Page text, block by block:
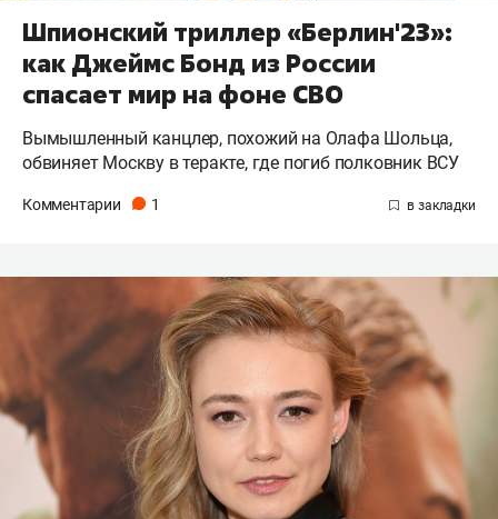
Шпионский триллер «Берлин'23»:
как Джеймс Бонд из России
спасает мир на фоне СВО
Вымышленный канцлер, похожий на Олафа Шольца,
обвиняет Москву в теракте, где погиб полковник ВСУ
Комментарии 1